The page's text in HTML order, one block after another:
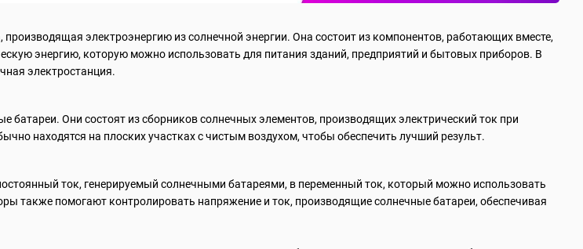
электроэнергию из солнечной энергии. Она состоит из компонентов, работающих вместе,
энергию, которую можно использовать для питания зданий, предприятий и бытовых приборов. В
электростанция.
Они состоят из сборников солнечных элементов, производящих электрический ток при
находятся на плоских участках с чистым воздухом, чтобы обеспечить лучший результ.
ток, генерируемый солнечными батареями, в переменный ток, который можно использовать
также помогают контролировать напряжение и ток, производящие солнечные батареи, обеспечивая